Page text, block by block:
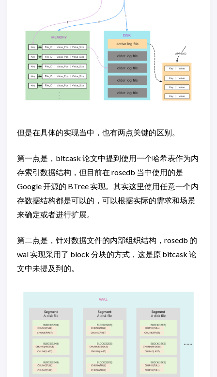
但是在具体的实现当中，也有两点关键的区别。
第一点是，bitcask 论文中提到使用一个哈希表作为内
存索引数据结构，但目前在 rosedb 当中使用的是
Google 开源的 BTree 实现。其实这里使用任意一个内
存数据结构都是可以的，可以根据实际的需求和场景
来确定或者进行扩展。
第二点是，针对数据文件的内部组织结构，rosedb 的
wal 实现采用了 block 分块的方式，这是原 bitcask 论
文中未提及到的。